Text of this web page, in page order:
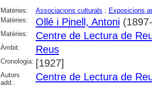
Matèries: Associacions culturals ; Exposicions
Matèries:
Ollé i Pinell, Antoni
Matèries: Centre de Lectura de
Àmbit: Reus
Cronologia: [1927]
Autors
add.:
Centre de Lectura de